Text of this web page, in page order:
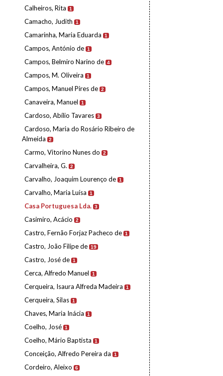
Calheiros, Rita 1
Camacho, Judith 1
Camarinha, Maria Eduarda 1
Campos, António de 1
Campos, Belmiro Narino de 4
Campos, M. Oliveira 1
Campos, Manuel Pires de 2
Canaveira, Manuel 1
Cardoso, Abílio Tavares 3
Cardoso, Maria do Rosário Ribeiro de
Almeida
2
Carmo, Vitorino Nunes do 2
Carvalheira, G. 2
Carvalho, Joaquim Lourenço de 1
Carvalho, Maria Luísa 1
Casa Portuguesa Lda. 3
Casimiro, Acácio 2
Castro, Fernão Forjaz Pacheco de 1
Castro, João Filipe de 19
Castro, José de 1
Cerca, Alfredo Manuel 1
Cerqueira, Isaura Alfreda Madeira 1
Cerqueira, Silas 1
Chaves, Maria Inácia 1
Coelho, José 1
Coelho, Mário Baptista 1
Conceição, Alfredo Pereira da 1
Cordeiro, Aleixo 6